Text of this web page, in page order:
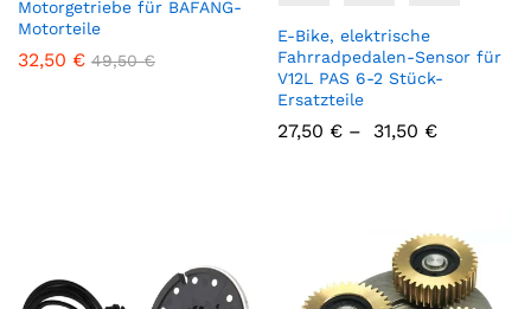
Motorgetriebe für BAFANG-
Motorteile
32,50 € 49,50€
E-Bike, elektrische
Fahrradpedalen-Sensor für
V12L PAS 6-2 Stück-
Ersatzteile
27,50 € – 31,50 €